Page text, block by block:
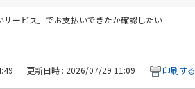
サービス」でお支払いできたか確認したい
更新日時 : 2026/07/29 11:09 印刷する